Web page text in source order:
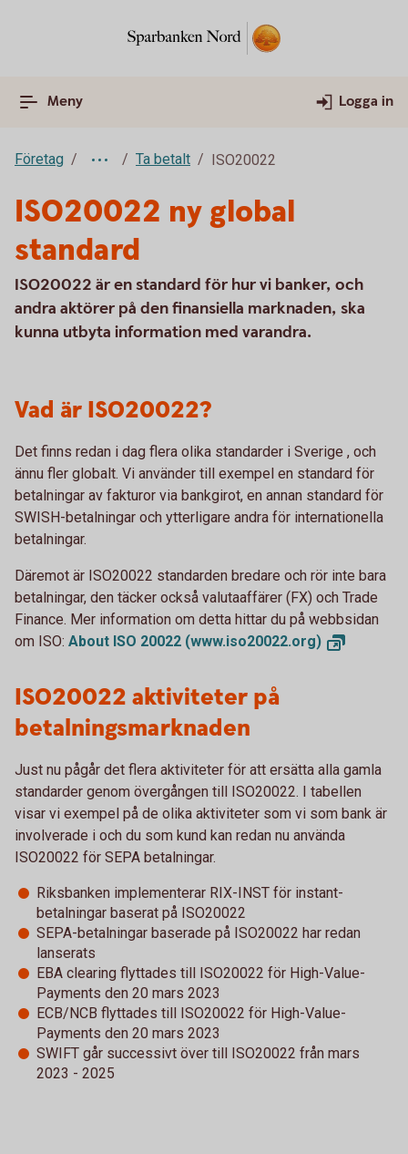
Meny Logga in
Företag Ta betalt ISO20022
ISO20022 ny global
standard
ISO20022 är en standard för hur vi banker, och
andra aktörer på den finansiella marknaden, ska
kunna utbyta information med varandra.
Vad är ISO20022?
Det finns redan i dag flera olika standarder i Sverige , och
ännu fler globalt. Vi använder till exempel en standard för
betalningar av fakturor via bankgirot, en annan standard för
SWISH-betalningar och ytterligare andra för internationella
betalningar.
Däremot är ISO20022 standarden bredare och rör inte bara
betalningar, den täcker också valutaaffärer (FX) och Trade
Finance. Mer information om detta hittar du på webbsidan
om ISO: About ISO 20022 (www.iso20022.org)
ISO20022 aktiviteter på
betalningsmarknaden
Just nu pågår det flera aktiviteter för att ersätta alla gamla
standarder genom övergången till ISO20022. I tabellen
visar vi exempel på de olika aktiviteter som vi som bank är
involverade i och du som kund kan redan nu använda
ISO20022 för SEPA betalningar.
Riksbanken implementerar RIX-INST för instant-
betalningar baserat på ISO20022
SEPA-betalningar baserade på ISO20022 har redan
lanserats
EBA clearing flyttades till ISO20022 för High-Value-
Payments den 20 mars 2023
ECB/NCB flyttades till ISO20022 för High-Value-
Payments den 20 mars 2023
SWIFT går successivt över till ISO20022 från mars
2023 - 2025